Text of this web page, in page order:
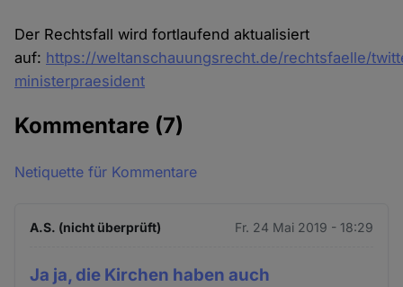
Der Rechtsfall wird fortlaufend aktualisiert
auf: https://weltanschauungsrecht.de/rechtsfaelle/
ministerpraesident
Kommentare (7)
Netiquette für Kommentare
A.S. (nicht überprüft) Fr. 24 Mai 2019 - 18:29
Ja ja, die Kirchen haben auch